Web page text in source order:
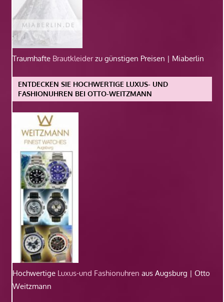
Traumhafte Brautkleiderzu günstigen Preisen | Miaberlin
ENTDECKEN SIE HOCHWERTIGE LUXUS- UND
FASHIONUHREN BEI OTTO-WEITZMANN
Hochwertige Luxus-und Fashionuhren aus Augsburg | Otto
Weitzmann